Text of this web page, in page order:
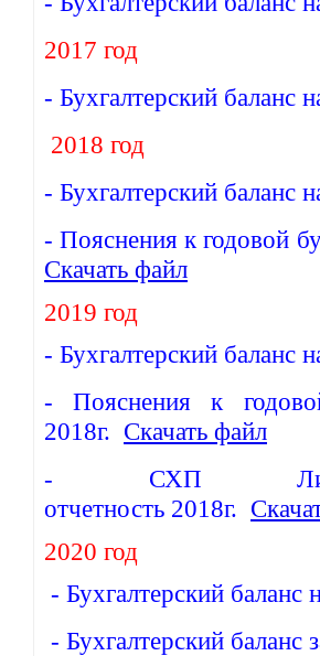
2017 год
- Бухгалтерский баланс
2018 год
- Бухгалтерский баланс
-Пояснения к годовой
Скачать файл
2019 год
- Бухгалтерский баланс
-Пояснения к
2018г. Скачать файл
- СХП
отчетность 2018г.
2020 год
- Бухгалтерский баланс
- Бухгалтерский баланс